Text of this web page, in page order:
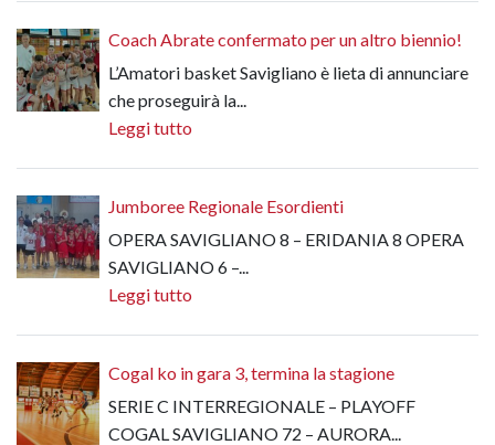
Coach Abrate confermato per un altro biennio!
L’Amatori basket Savigliano è lieta di annunciare
che proseguirà la...
Leggi tutto
Jumboree Regionale Esordienti
OPERA SAVIGLIANO 8 – ERIDANIA 8 OPERA
SAVIGLIANO 6 –...
Leggi tutto
Cogal ko in gara 3, termina la stagione
SERIE C INTERREGIONALE – PLAYOFF
COGAL SAVIGLIANO 72 – AURORA...